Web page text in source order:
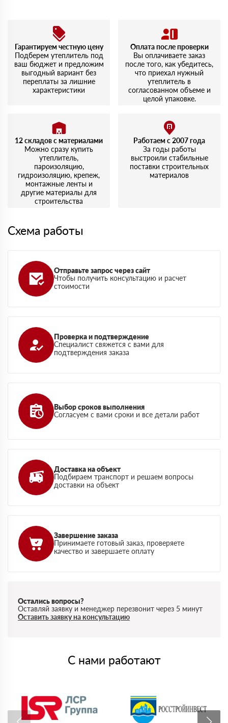
Заказывал Роквул Лайт Баттс. Легко укладывается,
доставка была на следующий день, что приятно
удивило. Упаковка целая, никаких повреждений.
Гарантируем честную цену
Подберем утеплитель под
ваш бюджет и предложим
выгодный вариант без
переплаты за лишние
характеристики
Оплата после проверки
Вы оплачиваете заказ
после того, как убедитесь,
что приехал нужный
утеплитель в
согласованном объеме и
целой упаковке.
12 складов с материалами
Можно сразу купить
утеплитель,
пароизоляцию,
гидроизоляцию, крепеж,
монтажные ленты и
другие материалы для
строительства
Работаем с 2007 года
За годы работы
выстроили стабильные
поставки строительных
материалов
Схема работы
Отправьте запрос через сайт
Чтобы получить консультацию и расчет
стоимости
Проверка и подтверждение
Специалист свяжется с вами для
подтверждения заказа
Выбор сроков выполнения
Согласуем с вами сроки и все детали работ
Доставка на объект
Подбираем транспорт и решаем вопросы
доставки на объект
Завершение заказа
Принимаете готовый заказ, проверяете
качество и завершаете оплату
Остались вопросы?
Оставляй заявку и менеджер перезвонит через 5 минут
Оставить заявку на консультацию
С нами работают